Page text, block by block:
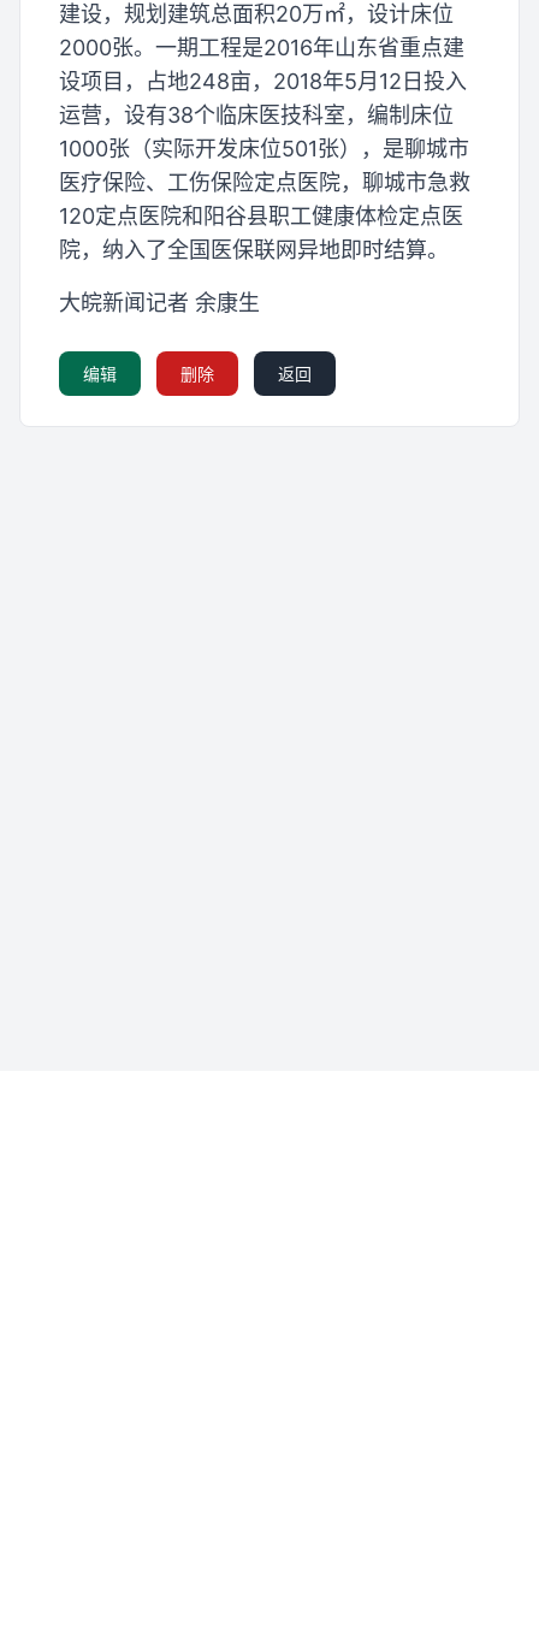
建设，规划建筑总面积20万㎡，设计床位
2000张。一期工程是2016年山东省重点建
设项目，占地248亩，2018年5月12日投入
运营，设有38个临床医技科室，编制床位
1000张（实际开发床位501张），是聊城市
医疗保险、工伤保险定点医院，聊城市急救
120定点医院和阳谷县职工健康体检定点医
院，纳入了全国医保联网异地即时结算。
大皖新闻记者 余康生
编辑 删除 返回